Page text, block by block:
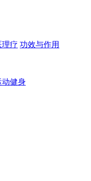
理疗 功效与作用
动健身